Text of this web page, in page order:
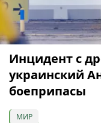
Инцидент с
украинский
боеприпасы
МИР